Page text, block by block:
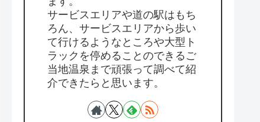
サービスエリアや道の駅はもち
ろん、サービスエリアから歩い
て行けるようなところや大型ト
ラックを停めることのできるご
当地温泉まで頑張って調べて紹
介できたらと思います。